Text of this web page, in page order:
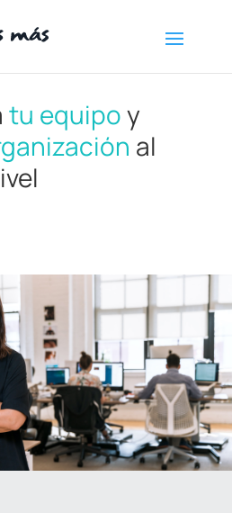
tu equipoy
al